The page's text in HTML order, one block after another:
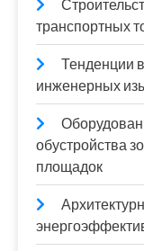
транспортных
Тенденции
инженерных
обустройства
площадок